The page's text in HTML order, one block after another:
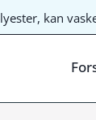
kan